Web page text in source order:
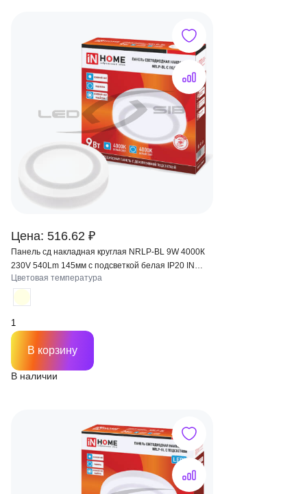
Цена: 516.62 ₽
Панель сд накладная круглая NRLP-BL 9W 4000К
230V 540Lm 145мм с подсветкой белая IP20 IN
HOME
В наличии
Цветовая температура
В корзину